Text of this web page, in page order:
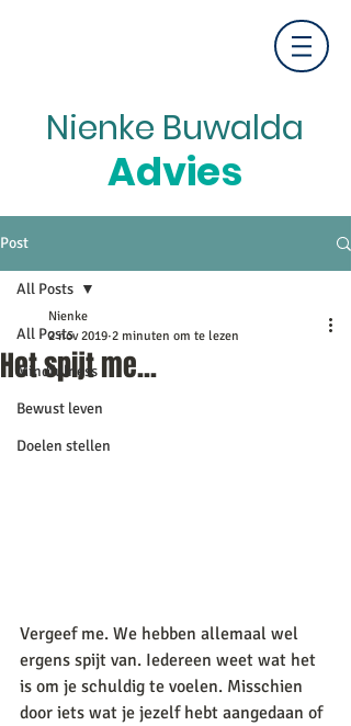
Nienke Buwalda
Advies
Post
All Posts
Mindfulness
Bewust leven
Doelen stellen
All Posts
Het spijt me...
Nienke
2 nov 2019 2 minuten om te lezen
Vergeef me. We hebben allemaal wel
ergens spijt van. Iedereen weet wat het
is om je schuldig te voelen. Misschien
door iets wat je jezelf hebt aangedaan of